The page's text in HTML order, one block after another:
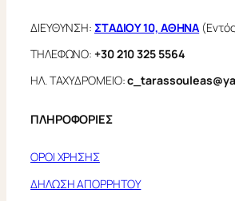
ΔΙΕΥΘΥΝΣΗ: ΣΤΑΔΙΟΥ 10, ΑΘΗΝΑ
ΤΗΛΕΦΩΝΟ: +30 210 325 5564
ΗΛ. ΤΑΧΥΔΡΟΜΕΙΟ:
ΠΛΗΡΟΦΟΡΙΕΣ
ΟΡΟΙ ΧΡΗΣΗΣ
ΔΗΛΩΣΗ ΑΠΟΡΡΗΤΟΥ